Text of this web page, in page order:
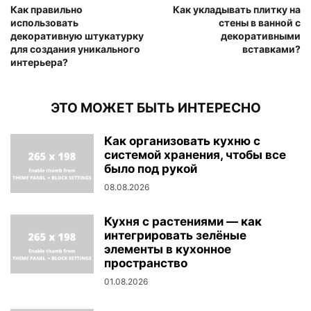
Как правильно
использовать
декоративную штукатурку
для создания уникального
интерьера?
Как укладывать плитку на
стены в ванной с
декоративными
вставками?
ЭТО МОЖЕТ БЫТЬ ИНТЕРЕСНО
Как организовать кухню с
системой хранения, чтобы все
было под рукой
08.08.2026
Кухня с растениями — как
интегрировать зелёные
элементы в кухонное
пространство
01.08.2026